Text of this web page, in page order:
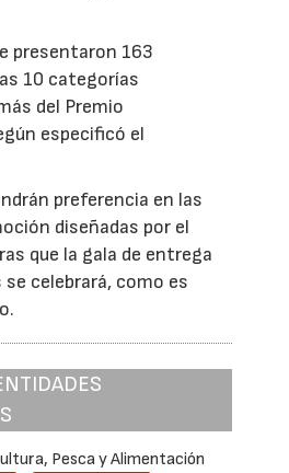
presentaron 163
10 categorías
del Premio
especificó el
preferencia en las
diseñadas por el
que la gala de entrega
celebrará, como es
Pesca y Alimentación